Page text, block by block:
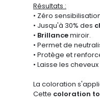
Résultats :
• Zéro
• Jusqu'à 30% des
• Brillancemiroir.
• Permet de
• Protège et
• Laisse les
La coloration
Cette coloration